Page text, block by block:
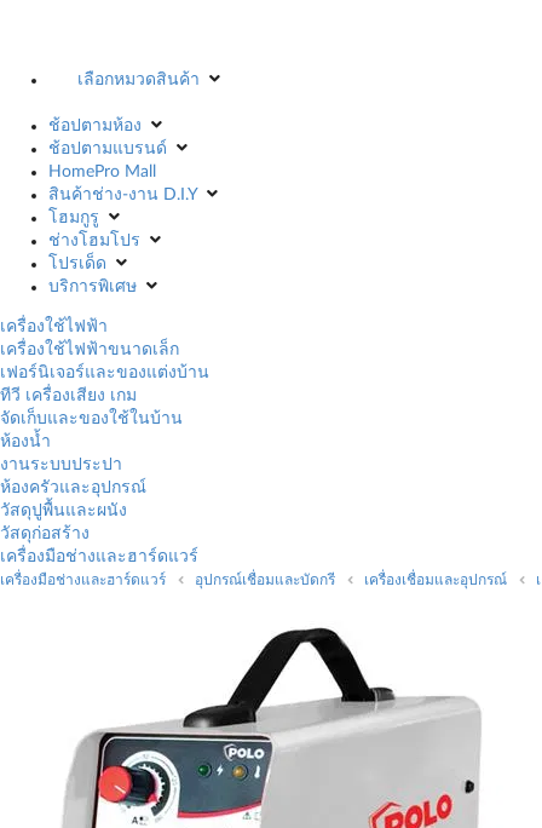
เลือกหมวดสินค้า
ช้อปตามห้อง
ช้อปตามแบรนด์
HomePro Mall
สินค้าช่าง-งาน D.I.Y
โฮมกูรู
ช่างโฮมโปร
โปรเด็ด
บริการพิเศษ
เครื่องใช้ไฟฟ้า
เครื่องใช้ไฟฟ้าขนาดเล็ก
เฟอร์นิเจอร์และของแต่งบ้าน
ทีวี เครื่องเสียง เกม
จัดเก็บและของใช้ในบ้าน
ห้องน้ำ
งานระบบประปา
ห้องครัวและอุปกรณ์
วัสดุปูพื้นและผนัง
วัสดุก่อสร้าง
เครื่องมือช่างและฮาร์ดแวร์
เครื่องมือช่างและฮาร์ดแวร์ อุปกรณ์เชื่อมและบัดกรี เครื่องเชื่อมและอุปกรณ์